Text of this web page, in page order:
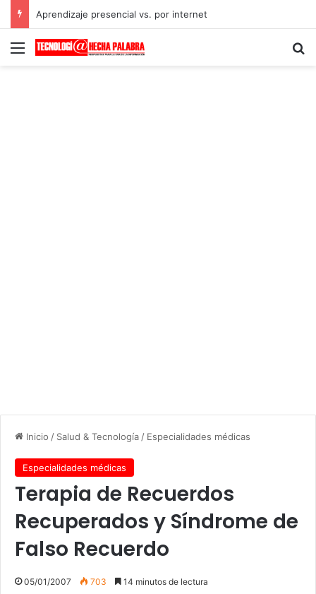
Aprendizaje presencial vs. por internet
Menú
Inicio / Salud & Tecnología / Especialidades médicas
Especialidades médicas
Terapia de Recuerdos
Recuperados y Síndrome de
Falso Recuerdo
05/01/2007 703 14 minutos de lectura